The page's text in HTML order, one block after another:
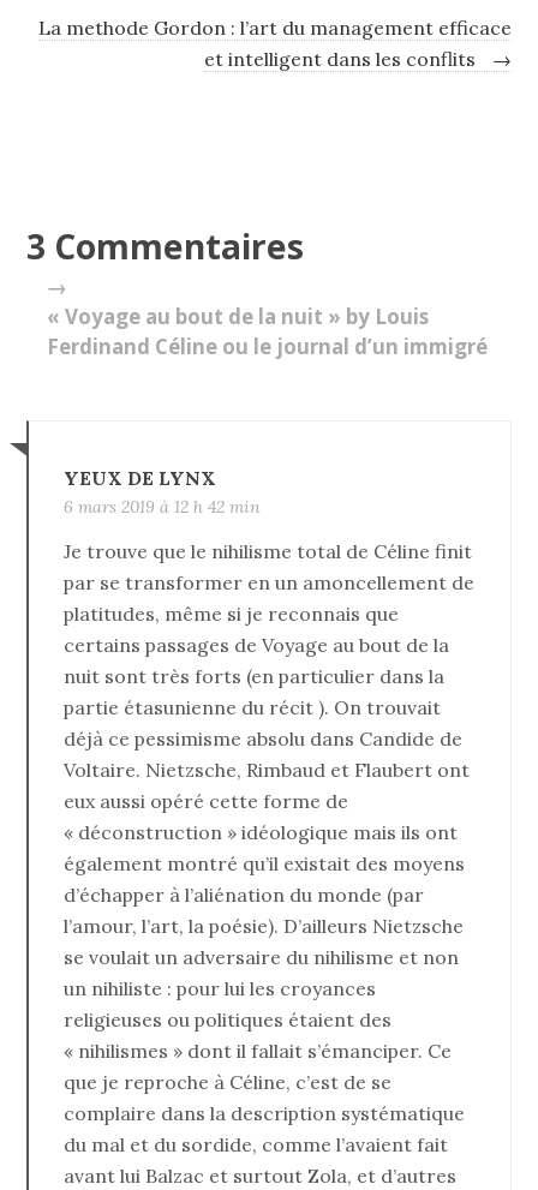
La methode Gordon : l’art du management efficace
et intelligent dans les conflits
→
3 Commentaires
→
« Voyage au bout de la nuit » by Louis
Ferdinand Céline ou le journal d’un immigré
YEUX DE LYNX
6 mars 2019 à 12 h 42 min
Je trouve que le nihilisme total de Céline finit
par se transformer en un amoncellement de
platitudes, même si je reconnais que
certains passages de Voyage au bout de la
nuit sont très forts (en particulier dans la
partie étasunienne du récit ). On trouvait
déjà ce pessimisme absolu dans Candide de
Voltaire. Nietzsche, Rimbaud et Flaubert ont
eux aussi opéré cette forme de
« déconstruction » idéologique mais ils ont
également montré qu’il existait des moyens
d’échapper à l’aliénation du monde (par
l’amour, l’art, la poésie). D’ailleurs Nietzsche
se voulait un adversaire du nihilisme et non
un nihiliste : pour lui les croyances
religieuses ou politiques étaient des
« nihilismes » dont il fallait s’émanciper. Ce
que je reproche à Céline, c’est de se
complaire dans la description systématique
du mal et du sordide, comme l’avaient fait
avant lui Balzac et surtout Zola, et d’autres